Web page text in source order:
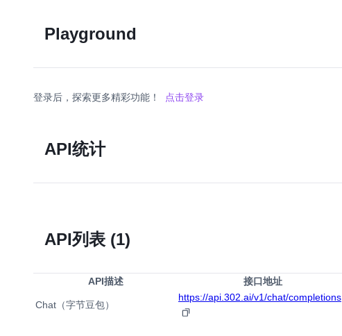
Playground
登录后，探索更多精彩功能！ 点击登录
API统计
API列表 (1)
API描述 接口地址
Chat（字节豆包）
https://api.302.ai/v1/chat/completions